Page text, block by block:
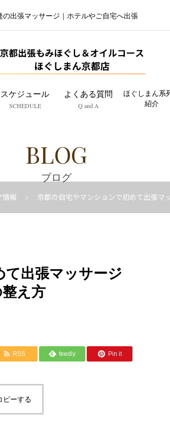
の出張マッサージ｜ホテルやご自宅へ出張
スケジュール
SCHEDULE
よくある質問
Q and A
ほぐしまん系
紹介
BLOG
ブログ
情報 京都の自宅やマンションで初めて出張マ
出張マッサージ
え方
RSS feedly Pin it
ピーする